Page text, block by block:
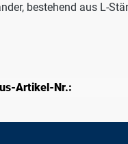
bestehend aus L-
Artikel-Nr.: